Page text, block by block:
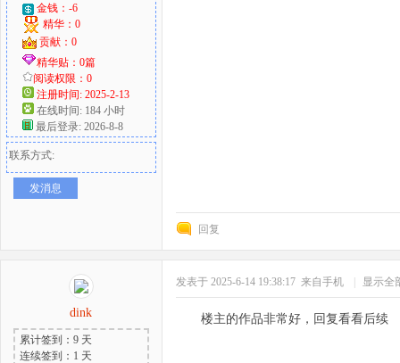
金钱：-6
精华：0
贡献：0
精华贴：0篇
阅读权限：0
注册时间: 2025-2-13
在线时间: 184 小时
最后登录: 2026-8-8
联系方式:
发消息
回复
dink
累计签到：9 天
连续签到：1 天
发表于 2025-6-14 19:38:17 来自手机 显示全
楼主的作品非常好，回复看看后续